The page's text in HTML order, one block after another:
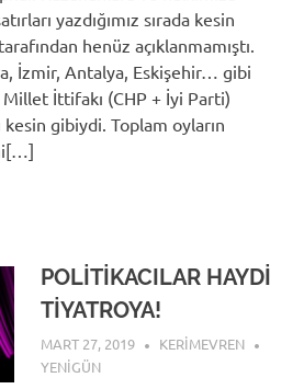
yazdığımız sırada kesin
henüz açıklanmamıştı.
İzmir, Antalya, Eskişehir… gibi
İttifakı (CHP + İyi Parti)
kesin gibiydi. Toplam oyların
POLİTİKACILAR HAYDİ
TİYATROYA!
MART 27, 2019
KERIMEVREN
YENIGÜN